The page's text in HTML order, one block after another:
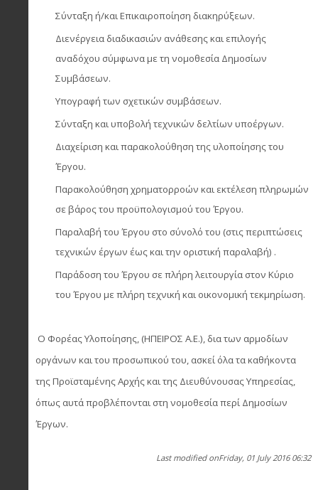
Σύνταξη ή/και Επικαιροποίηση διακηρύξεων.
Διενέργεια διαδικασιών ανάθεσης και επιλογής
αναδόχου σύμφωνα με τη νομοθεσία Δημοσίων
Συμβάσεων.
Υπογραφή των σχετικών συμβάσεων.
Σύνταξη και υποβολή τεχνικών δελτίων υποέργων.
Διαχείριση και παρακολούθηση της υλοποίησης του
Έργου.
Παρακολούθηση χρηματορροών και εκτέλεση πληρωμών
σε βάρος του προϋπολογισμού του Έργου.
Παραλαβή του Έργου στο σύνολό του (στις περιπτώσεις
τεχνικών έργων έως και την οριστική παραλαβή) .
Παράδοση του Έργου σε πλήρη λειτουργία στον Κύριο
του Έργου με πλήρη τεχνική και οικονομική τεκμηρίωση.
Ο Φορέας Υλοποίησης, (ΗΠΕΙΡΟΣ Α.Ε.), δια των αρμοδίων
οργάνων και του προσωπικού του, ασκεί όλα τα καθήκοντα
της Προϊσταμένης Αρχής και της Διευθύνουσας Υπηρεσίας,
όπως αυτά προβλέπονται στη νομοθεσία περί Δημοσίων
Έργων.
Last modified onFriday, 01 July 2016 06:32